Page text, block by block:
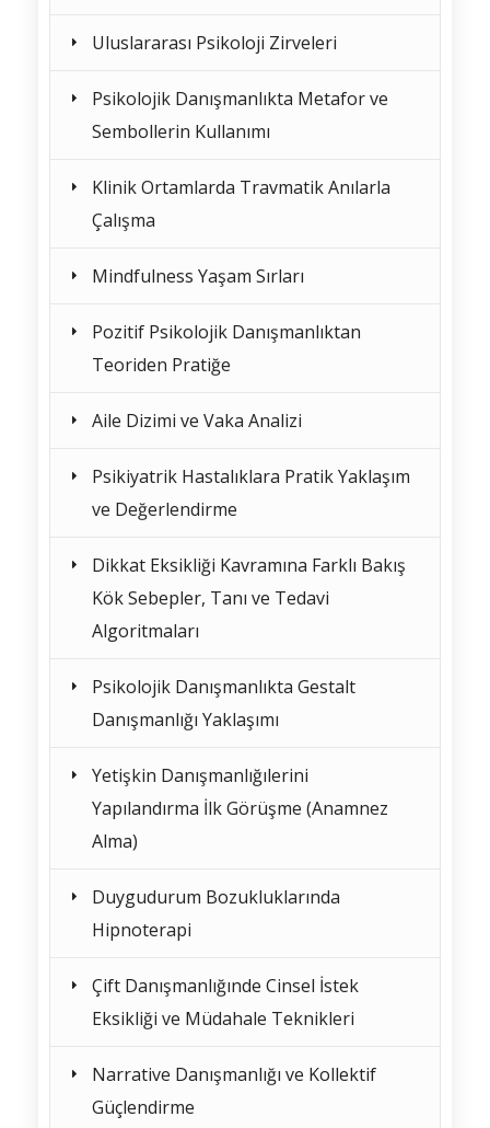
Uluslararası Psikoloji Zirveleri
Psikolojik Danışmanlıkta Metafor ve
Sembollerin Kullanımı
Klinik Ortamlarda Travmatik Anılarla
Çalışma
Mindfulness Yaşam Sırları
Pozitif Psikolojik Danışmanlıktan
Teoriden Pratiğe
Aile Dizimi ve Vaka Analizi
Psikiyatrik Hastalıklara Pratik Yaklaşım
ve Değerlendirme
Dikkat Eksikliği Kavramına Farklı Bakış
Kök Sebepler, Tanı ve Tedavi
Algoritmaları
Psikolojik Danışmanlıkta Gestalt
Danışmanlığı Yaklaşımı
Yetişkin Danışmanlığılerini
Yapılandırma İlk Görüşme (Anamnez
Alma)
Duygudurum Bozukluklarında
Hipnoterapi
Çift Danışmanlığınde Cinsel İstek
Eksikliği ve Müdahale Teknikleri
Narrative Danışmanlığı ve Kollektif
Güçlendirme